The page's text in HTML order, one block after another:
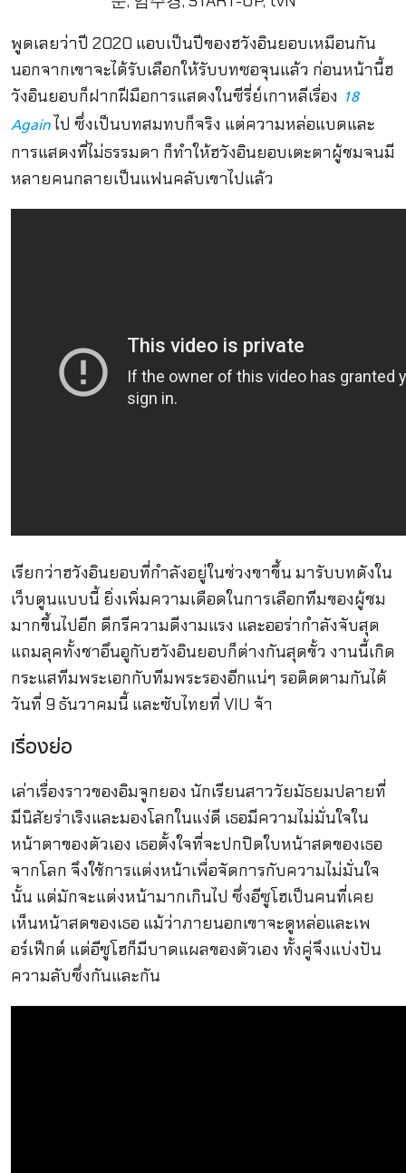
พูดเลยว่าปี 2020 แอบเป็นปีของฮวังอินยอบเหมือนกัน
นอกจากเขาจะได้รับเลือกให้รับบทซอจุนแล้ว ก่อนหน้านี้ฮ
วังอินยอบก็ฝากฝีมือการแสดงในซีรี่ย์เกาหลีเรื่อง 18
Againไป ซึ่งเป็นบทสมทบก็จริง แต่ความหล่อแบดและ
การแสดงที่ไม่ธรรมดา ก็ทำให้ฮวังอินยอบเตะตาผู้ชมจนมี
หลายคนกลายเป็นแฟนคลับเขาไปแล้ว
เรียกว่าฮวังอินยอบที่กำลังอยู่ในช่วงขาขึ้น มารับบทดังใน
เว็บตูนแบบนี้ ยิ่งเพิ่มความเดือดในการเลือกทีมของผู้ชม
มากขึ้นไปอีก ดีกรีความดีงามแรง และออร่ากำลังจับสุด
แถมลุคทั้งชาอึนอูกับฮวังอินยอบก็ต่างกันสุดขั้ว งานนี้เกิด
กระแสทีมพระเอกกับทีมพระรองอีกแน่ๆ รอติดตามกันได้
วันที่ 9 ธันวาคมนี้ และซับไทยที่ VIU จ้า
เรื่องย่อ
เล่าเรื่องราวของอิมจูกยอง นักเรียนสาววัยมัธยมปลายที่
มีนิสัยร่าเริงและมองโลกในแง่ดี เธอมีความไม่มั่นใจใน
หน้าตาของตัวเอง เธอตั้งใจที่จะปกปิดใบหน้าสดของเธอ
จากโลก จึงใช้การแต่งหน้าเพื่อจัดการกับความไม่มั่นใจ
นั้น แต่มักจะแต่งหน้ามากเกินไป ซึ่งอีซูโฮเป็นคนที่เคย
เห็นหน้าสดของเธอ แม้ว่าภายนอกเขาจะดูหล่อและเพ
อร์เฟ็กต์ แต่อีซูโฮก็มีบาดแผลของตัวเอง ทั้งคู่จึงแบ่งปัน
ความลับซึ่งกันและกัน